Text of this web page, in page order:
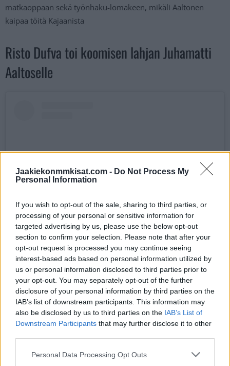
Jaakiekonmmkisat.com - Do Not Process My
Personal Information
If you wish to opt-out of the sale, sharing to third parties, or
processing of your personal or sensitive information for
targeted advertising by us, please use the below opt-out
section to confirm your selection. Please note that after your
opt-out request is processed you may continue seeing
interest-based ads based on personal information utilized by
us or personal information disclosed to third parties prior to
your opt-out. You may separately opt-out of the further
disclosure of your personal information by third parties on the
IAB’s list of downstream participants. This information may
also be disclosed by us to third parties on the IAB’s List of
Downstream Participants that may further disclose it to other
Personal Data Processing Opt Outs
matkaoppaan sekä työnhaku-lomakeen, mikäli Aaltonen
kaipaa töitä Kajaanista
Risto Dufva toi koomisen lahjan Juhamatti
Aaltoselle
Näytä tämä julkaisu Instagramissa